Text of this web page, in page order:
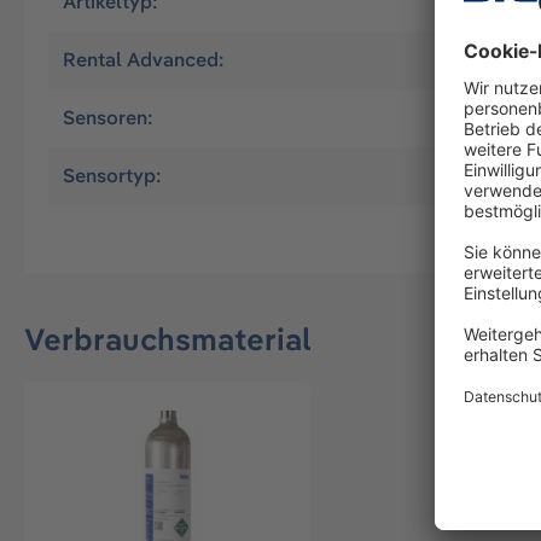
Rental Advanced: Ja
Sensoren: CO, O2
Sensortyp: XXS
Verbrauchsmaterial